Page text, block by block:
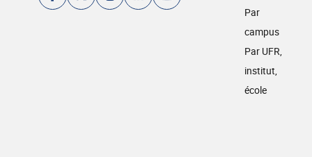
Par
campus
Par UFR,
institut,
école